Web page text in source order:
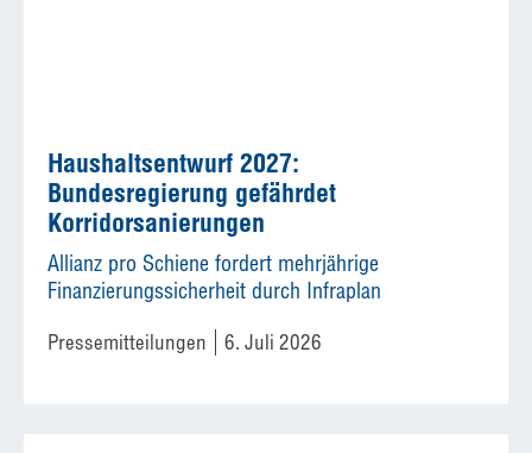
Haushaltsentwurf 2027:
Bundesregierung gefährdet
Korridorsanierungen
Allianz pro Schiene fordert mehrjährige
Finanzierungssicherheit durch Infraplan
Pressemitteilungen 6. Juli 2026